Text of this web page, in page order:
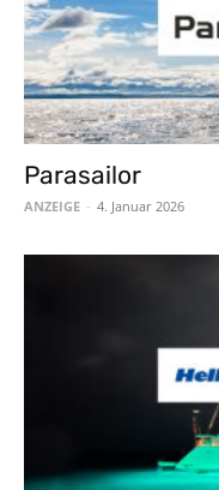
Parasailor
ANZEIGE - 4. Januar 2026